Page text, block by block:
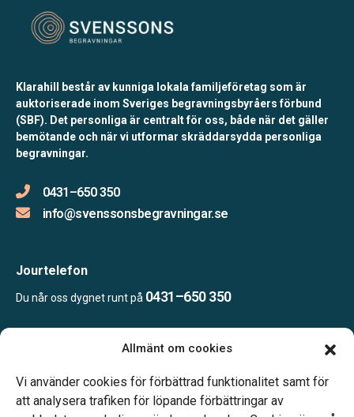
Allmänt om cookies
Vi använder cookies för förbättrad funktionalitet samt för
att analysera trafiken för löpande förbättringar av
Klarahill består av kunniga lokala familjeföretag som är
auktoriserade inom Sveriges begravningsbyråers förbund
(SBF). Det personliga är centralt för oss, både när det gäller
bemötande och när vi utformar skräddarsydda personliga
begravningar.
0431–650 350
info@svenssonsbegravningar.se
Jourtelefon
Du når oss dygnet runt på 0431–650 350
Måndag-fredag 09.00–16.00.
Telefonjour dygnet runt.